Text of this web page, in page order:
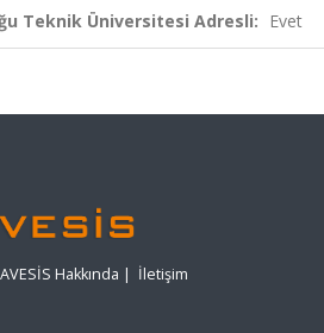
Teknik Üniversitesi Adresli: Evet
AVESİS Hakkında | İletişim